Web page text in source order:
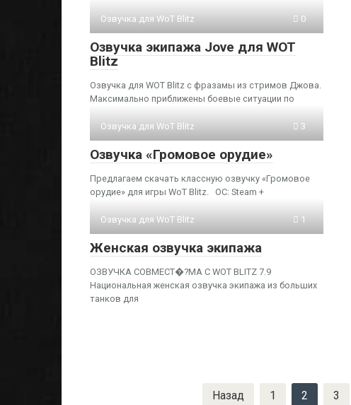
Озвучка для WoT Blitz 0
Озвучка экипажа Jove для WOT
Blitz
Озвучка для WOT Blitz с фразамы из стримов Джова.
Максимально приближены боевые ситуации по
Озвучка для WoT Blitz 3
Озвучка «Громовое орудие»
Предлагаем скачать классную озвучку «Громовое
орудие» для игры WoT Blitz. ОС: Steam +
Озвучка для WoT Blitz 1
Женская озвучка экипажа
ОЗВУЧКА СОВМЕСТ�?МА С WOT BLITZ 7.9
Национальная женская озвучка экипажа из больших
танков для
Назад 1 2 3